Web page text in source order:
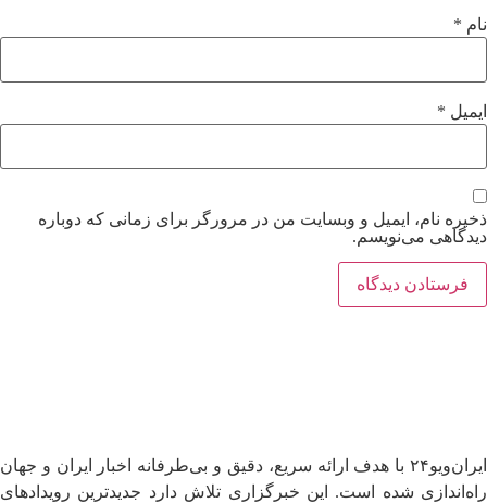
نام *
ایمیل *
ذخیره نام، ایمیل و وبسایت من در مرورگر برای زمانی که دوباره
دیدگاهی می‌نویسم.
ایران‌ویو۲۴ با هدف ارائه سریع، دقیق و بی‌طرفانه اخبار ایران و جهان
راه‌اندازی شده است. این خبرگزاری تلاش دارد جدیدترین رویدادهای